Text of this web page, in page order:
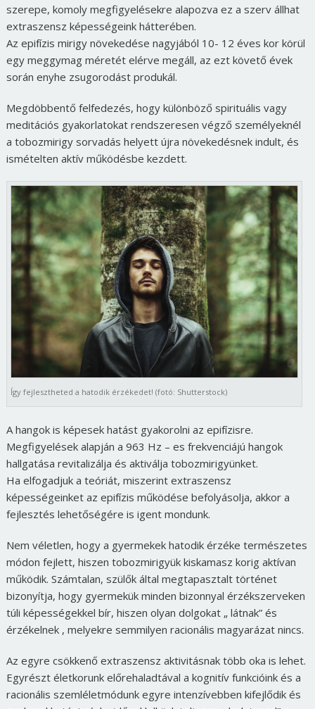
szerepe, komoly megfigyelésekre alapozva ez a szerv állhat
extraszensz képességeink hátterében.
Az epifízis mirigy növekedése nagyjából 10- 12 éves kor körül
egy meggymag méretét elérve megáll, az ezt követő évek
során enyhe zsugorodást produkál.
Megdöbbentő felfedezés, hogy különböző spirituális vagy
meditációs gyakorlatokat rendszeresen végző személyeknél
a tobozmirigy sorvadás helyett újra növekedésnek indult, és
ismételten aktív működésbe kezdett.
Így fejlesztheted a hatodik érzékedet! (fotó: Shutterstock)
A hangok is képesek hatást gyakorolni az epifízisre.
Megfigyelések alapján a 963 Hz – es frekvenciájú hangok
hallgatása revitalizálja és aktiválja tobozmirigyünket.
Ha elfogadjuk a teóriát, miszerint extraszensz
képességeinket az epifízis működése befolyásolja, akkor a
fejlesztés lehetőségére is igent mondunk.
Nem véletlen, hogy a gyermekek hatodik érzéke természetes
módon fejlett, hiszen tobozmirigyük kiskamasz korig aktívan
működik. Számtalan, szülők által megtapasztalt történet
bizonyítja, hogy gyermekük minden bizonnyal érzékszerveken
túli képességekkel bír, hiszen olyan dolgokat „ látnak” és
érzékelnek , melyekre semmilyen racionális magyarázat nincs.
Az egyre csökkenő extraszensz aktivitásnak több oka is lehet.
Egyrészt életkorunk előrehaladtával a kognitív funkcióink és a
racionális szemléletmódunk egyre intenzívebben kifejlődik és